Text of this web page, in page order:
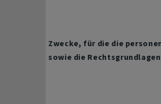
Zwecke, für die die
sowie die